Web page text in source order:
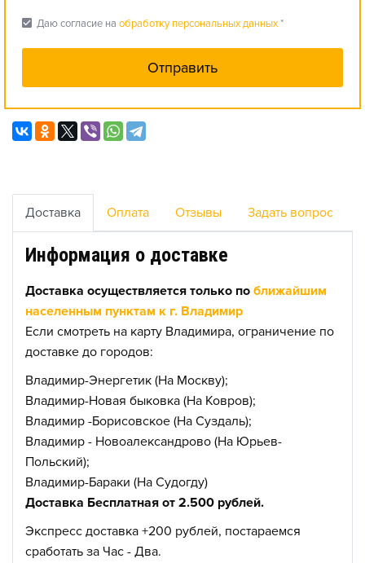
check_box Даю согласие на обработку персональных данных*
Доставка Оплата Отзывы Задать вопрос
Информация о доставке
Доставка осуществляется только по ближайшим
населенным пунктам к г. Владимир
Если смотреть на карту Владимира, ограничение по
доставке до городов:
Владимир-Энергетик (На Москву);
Владимир-Новая быковка (На Ковров);
Владимир -Борисовское (На Суздаль);
Владимир - Новоалександрово (На Юрьев-
Польский);
Владимир-Бараки (На Судогду)
Доставка Бесплатная от 2.500 рублей.
Экспресс доставка +200 рублей, постараемся
сработать за Час - Два.